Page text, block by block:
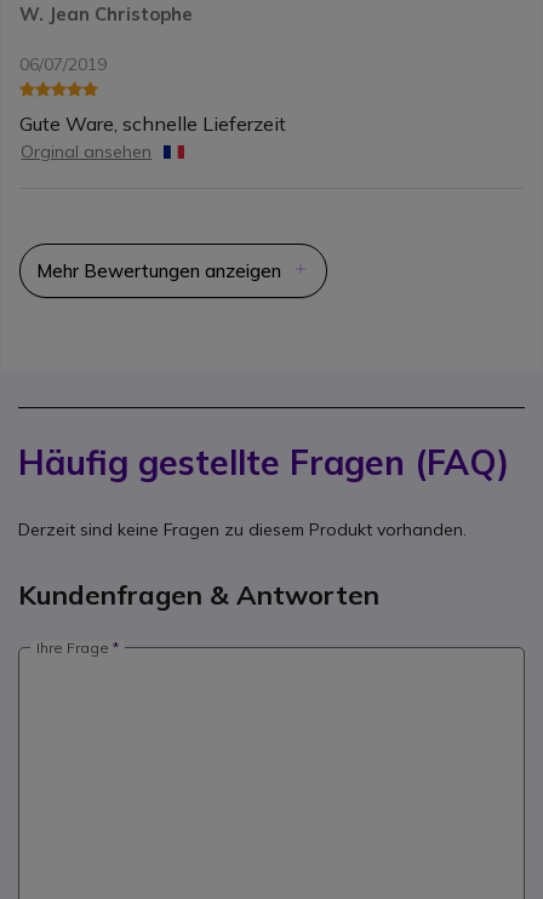
W. Jean Christophe
06/07/2019
Gute Ware, schnelle Lieferzeit
Orginal ansehen
Mehr Bewertungen anzeigen
Häufig gestellte Fragen (FAQ)
Derzeit sind keine Fragen zu diesem Produkt vorhanden.
Kundenfragen & Antworten
Ihre Frage